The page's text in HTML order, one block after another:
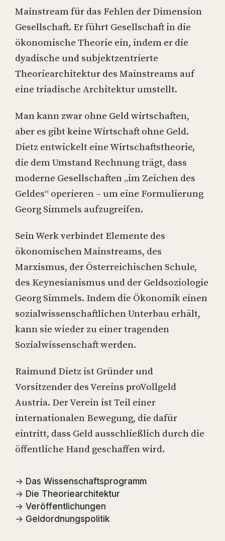
Mainstream für das Fehlen der Dimension
Gesellschaft. Er führt Gesellschaft in die
ökonomische Theorie ein, indem er die
dyadische und subjektzentrierte
Theoriearchitektur des Mainstreams auf
eine triadische Architektur umstellt.
Man kann zwar ohne Geld wirtschaften,
aber es gibt keine Wirtschaft ohne Geld.
Dietz entwickelt eine Wirtschaftstheorie,
die dem Umstand Rechnung trägt, dass
moderne Gesellschaften „im Zeichen des
Geldes“ operieren – um eine Formulierung
Georg Simmels aufzugreifen.
Sein Werk verbindet Elemente des
ökonomischen Mainstreams, des
Marxismus, der Österreichischen Schule,
des Keynesianismus und der Geldsoziologie
Georg Simmels. Indem die Ökonomik einen
sozialwissenschaftlichen Unterbau erhält,
kann sie wieder zu einer tragenden
Sozialwissenschaft werden.
Raimund Dietz ist Gründer und
Vorsitzender des Vereins proVollgeld
Austria. Der Verein ist Teil einer
internationalen Bewegung, die dafür
eintritt, dass Geld ausschließlich durch die
öffentliche Hand geschaffen wird.
→ Das Wissenschaftsprogramm
→ Die Theoriearchitektur
→ Veröffentlichungen
→ Geldordnungspolitik